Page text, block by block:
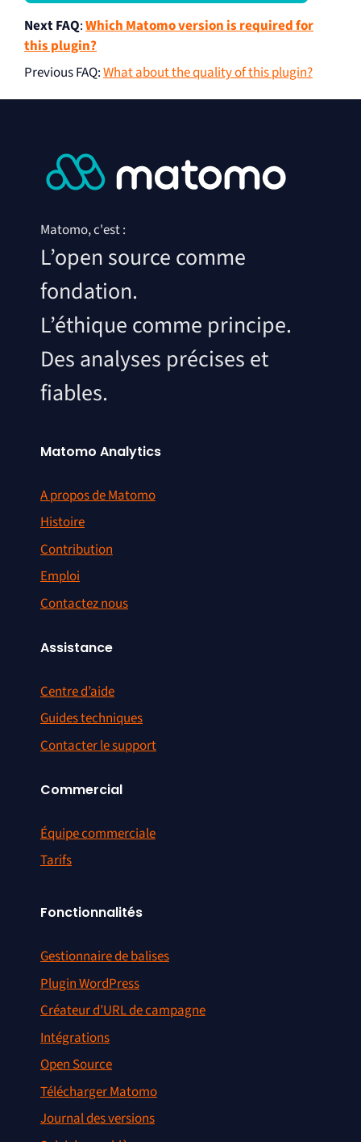
Next FAQ:Which Matomo version is required for
this plugin?
Previous FAQ:What about the quality of this plugin?
Matomo, c'est :
L’open source comme
fondation.
L’éthique comme principe.
Des analyses précises et
fiables.
Matomo Analytics
A propos de Matomo
Histoire
Contribution
Emploi
Contactez nous
Assistance
Centre d’aide
Guides techniques
Contacter le support
Commercial
Équipe commerciale
Tarifs
Fonctionnalités
Gestionnaire de balises
Plugin WordPress
Créateur d’URL de campagne
Intégrations
Open Source
Télécharger Matomo
Journal des versions